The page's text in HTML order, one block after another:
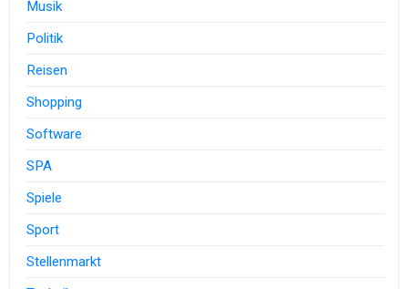
Musik
Politik
Reisen
Shopping
Software
SPA
Spiele
Sport
Stellenmarkt